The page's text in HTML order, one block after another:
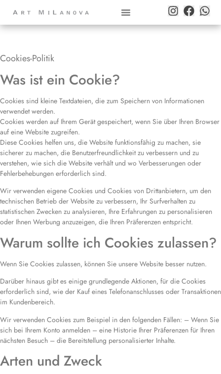
Cookies-Politik
Was ist ein Cookie?
Cookies sind kleine Textdateien, die zum Speichern von Informationen
verwendet werden.
Cookies werden auf Ihrem Gerät gespeichert, wenn Sie über Ihren Browser
auf eine Website zugreifen.
Diese Cookies helfen uns, die Website funktionsfähig zu machen, sie
sicherer zu machen, die Benutzerfreundlichkeit zu verbessern und zu
verstehen, wie sich die Website verhält und wo Verbesserungen oder
Fehlerbehebungen erforderlich sind.
Wir verwenden eigene Cookies und Cookies von Drittanbietern, um den
technischen Betrieb der Website zu verbessern, Ihr Surfverhalten zu
statistischen Zwecken zu analysieren, Ihre Erfahrungen zu personalisieren
oder Ihnen Werbung anzuzeigen, die Ihren Präferenzen entspricht.
Warum sollte ich Cookies zulassen?
Wenn Sie Cookies zulassen, können Sie unsere Website besser nutzen.
Darüber hinaus gibt es einige grundlegende Aktionen, für die Cookies
erforderlich sind, wie der Kauf eines Telefonanschlusses oder Transaktionen
im Kundenbereich.
Wir verwenden Cookies zum Beispiel in den folgenden Fällen: – Wenn Sie
sich bei Ihrem Konto anmelden – eine Historie Ihrer Präferenzen für Ihren
nächsten Besuch – die Bereitstellung personalisierter Inhalte.
Arten und Zweck